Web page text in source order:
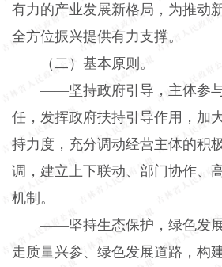
有力的产业发展新格局，为推动
全方位振兴提供有力支撑。
（二）基本原则。
——坚持政府引导，主体参与
任，发挥政府扶持引导作用，加
持力度，充分调动经营主体的积
调，建立上下联动、部门协作、
机制。
——坚持生态保护，绿色发展
走质量兴参、绿色发展道路，构